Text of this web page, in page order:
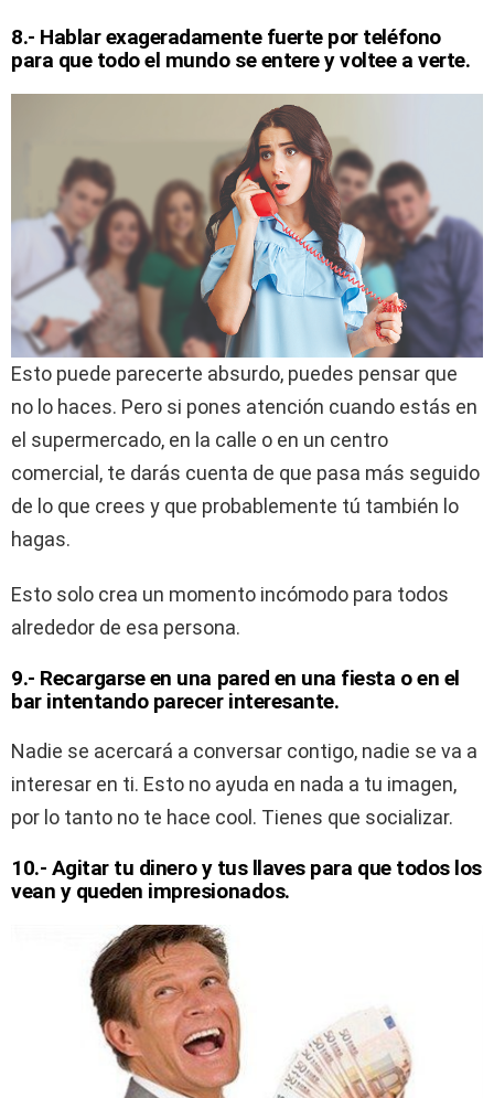
8.- Hablar exageradamente fuerte por teléfono
para que todo el mundo se entere y voltee a verte.
Esto puede parecerte absurdo, puedes pensar que
no lo haces. Pero si pones atención cuando estás en
el supermercado, en la calle o en un centro
comercial, te darás cuenta de que pasa más seguido
de lo que crees y que probablemente tú también lo
hagas.
Esto solo crea un momento incómodo para todos
alrededor de esa persona.
9.- Recargarse en una pared en una fiesta o en el
bar intentando parecer interesante.
Nadie se acercará a conversar contigo, nadie se va a
interesar en ti. Esto no ayuda en nada a tu imagen,
por lo tanto no te hace cool. Tienes que socializar.
10.- Agitar tu dinero y tus llaves para que todos los
vean y queden impresionados.